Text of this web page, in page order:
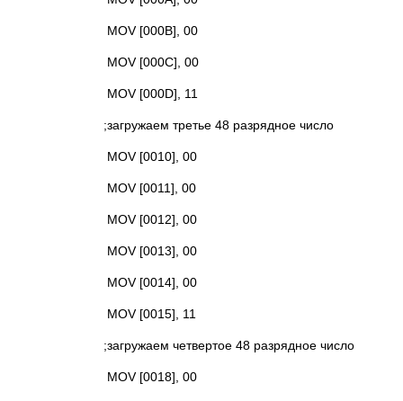
MOV [000B], 00
MOV [000C], 00
MOV [000D], 11
;загружаем третье 48 разрядное число
MOV [0010], 00
MOV [0011], 00
MOV [0012], 00
MOV [0013], 00
MOV [0014], 00
MOV [0015], 11
;загружаем четвертое 48 разрядное число
MOV [0018], 00